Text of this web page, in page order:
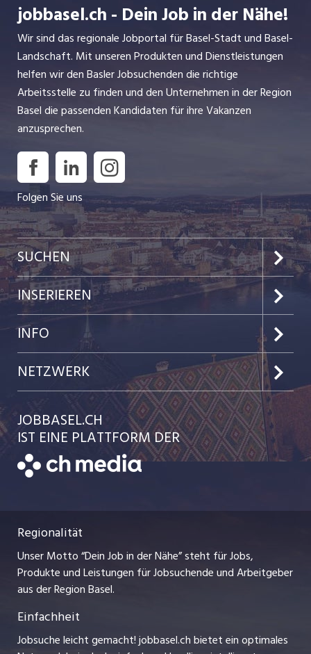
jobbasel.ch - Dein Job in der Nähe!
Wir sind das regionale Jobportal für Basel-Stadt und Basel-
Landschaft. Mit unseren Produkten und Dienstleistungen
helfen wir den Basler Jobsuchenden die richtige
Arbeitsstelle zu finden und den Unternehmen in der Region
Basel die passenden Kandidaten für ihre Vakanzen
anzusprechen.
Folgen Sie uns
SUCHEN
Jobs im Kanton Basel-Stadt
Jobs im Kanton Baselland
Jobs in der Stadt Basel
Jobs in der Stadt Liestal
Festanstellungen
Temporäre Jobs
Lehrstellen
Ferienjobs
Management / Kader-Jobs
INSERIEREN
Preise & Leistungen
Kundenlogin
Einzelinserat disponieren
Schnittstelle
INFO
Team
AGB
Datenschutzerklärung
Impressum
Stellenmeldepflicht
Bewerber-Cockpit
NETZWERK
jobbern.ch
zentraljob.ch
myjob.ch
jobzüri.ch
ajourjob.ch
JOBBASEL.CH
IST EINE PLATTFORM DER
Regionalität
Unser Motto “Dein Job in der Nähe” steht für Jobs,
Produkte und Leistungen für Jobsuchende und Arbeitgeber
aus der Region Basel.
Einfachheit
Jobsuche leicht gemacht! jobbasel.ch bietet ein optimales